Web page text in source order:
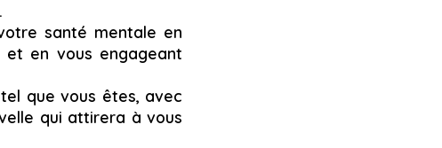
santé mentale en
et en vous engageant
que vous êtes, avec
qui attirera à vous